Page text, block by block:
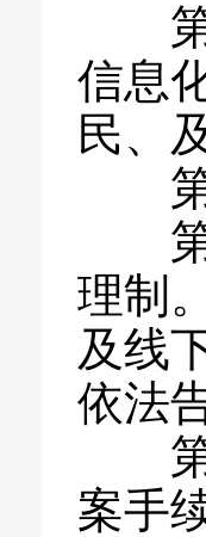
第
信息
民、
第
第
理制
及线
依法
第
案手